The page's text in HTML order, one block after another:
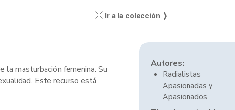
Ir a la colección ❭
la masturbación femenina. Su
Este recurso está
Autores:
Radialistas
Apasionadas y
Apasionados